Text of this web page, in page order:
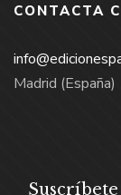
CONTACTA
Madrid (España)